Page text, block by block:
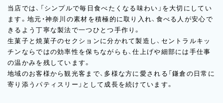
当店では、「シンプルで毎日食べたくなる味わい」を大切にしてい
ます。地元・神奈川の素材を積極的に取り入れ、食べる人が安心で
きるよう丁寧な製法で一つひとつ手作り。
生菓子と焼菓子のセクションに分かれて製造し、セントラルキッ
チンならではの効率性を保ちながらも、仕上げや細部には手仕事
の温かみを残しています。
地域のお客様から観光客まで、多様な方に愛される「鎌倉の日常に
寄り添うパティスリー」として成長を続けています。